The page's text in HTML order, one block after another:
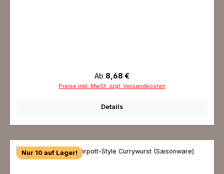
Regulärer Preis:
Ab 8,68 €
Preise inkl. MwSt. zzgl. Versandkosten
Details
Nur 10 auf Lager!